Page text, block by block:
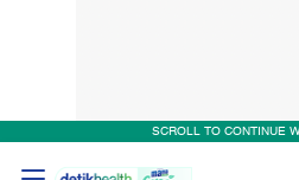
SCROLL TO CONTINUE